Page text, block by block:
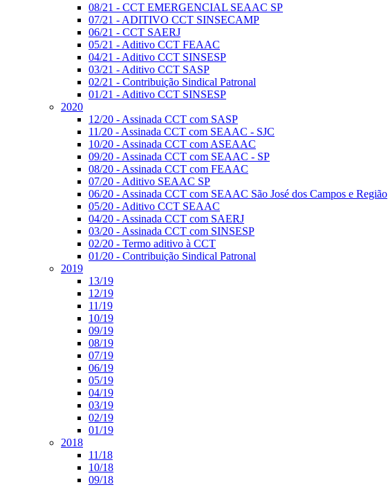
08/21 - CCT EMERGENCIAL SEAAC SP
07/21 - ADITIVO CCT SINSECAMP
06/21 - CCT SAERJ
05/21 - Aditivo CCT FEAAC
04/21 - Aditivo CCT SINSESP
03/21 - Aditivo CCT SASP
02/21 - Contribuição Sindical Patronal
01/21 - Aditivo CCT SINSESP
2020
12/20 - Assinada CCT com SASP
11/20 - Assinada CCT com SEAAC - SJC
10/20 - Assinada CCT com ASEAAC
09/20 - Assinada CCT com SEAAC - SP
08/20 - Assinada CCT com FEAAC
07/20 - Aditivo SEAAC SP
06/20 - Assinada CCT com SEAAC São José dos Campos e Região
05/20 - Aditivo CCT SEAAC
04/20 - Assinada CCT com SAERJ
03/20 - Assinada CCT com SINSESP
02/20 - Termo aditivo à CCT
01/20 - Contribuição Sindical Patronal
2019
13/19
12/19
11/19
10/19
09/19
08/19
07/19
06/19
05/19
04/19
03/19
02/19
01/19
2018
11/18
10/18
09/18